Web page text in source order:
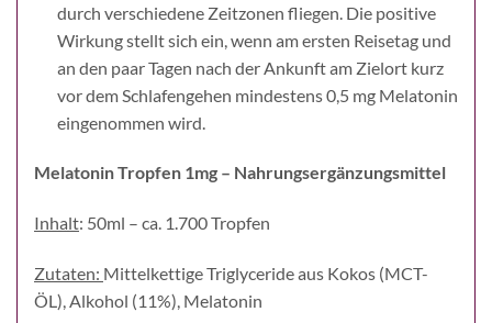
durch verschiedene Zeitzonen fliegen. Die positive
Wirkung stellt sich ein, wenn am ersten Reisetag und
an den paar Tagen nach der Ankunft am Zielort kurz
vor dem Schlafengehen mindestens 0,5 mg Melatonin
eingenommen wird.
Melatonin Tropfen 1mg – Nahrungsergänzungsmittel
Inhalt: 50ml – ca. 1.700 Tropfen
Zutaten: Mittelkettige Triglyceride aus Kokos (MCT-
ÖL), Alkohol (11%), Melatonin